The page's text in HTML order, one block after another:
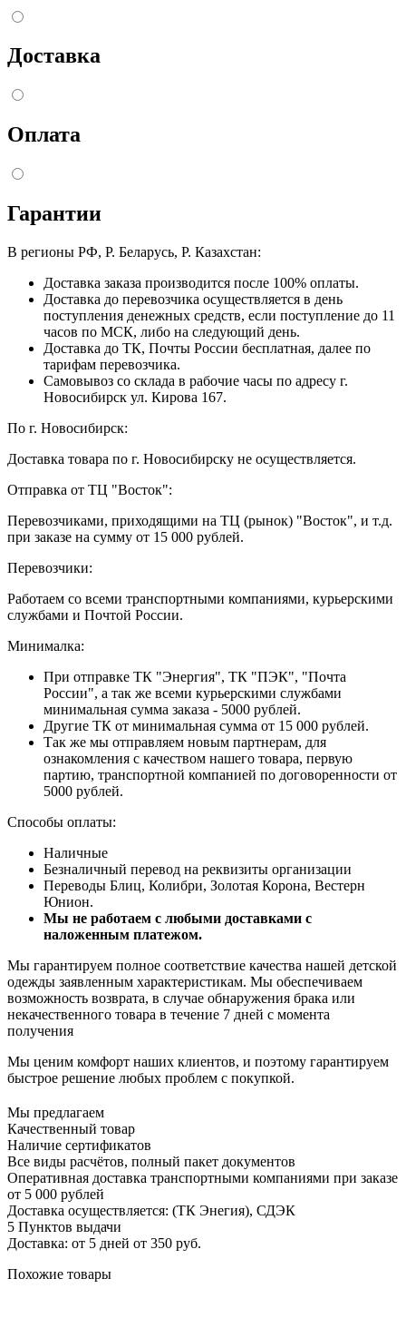
Доставка
Оплата
Гарантии
В регионы РФ, Р. Беларусь, Р. Казахстан:
Доставка заказа производится после 100% оплаты.
Доставка до перевозчика осуществляется в день
поступления денежных средств, если поступление до 11
часов по МСК, либо на следующий день.
Доставка до ТК, Почты России бесплатная, далее по
тарифам перевозчика.
Самовывоз со склада в рабочие часы по адресу г.
Новосибирск ул. Кирова 167.
По г. Новосибирск:
Доставка товара по г. Новосибирску не осуществляется.
Отправка от ТЦ "Восток":
Перевозчиками, приходящими на ТЦ (рынок) "Восток", и т.д.
при заказе на сумму от 15 000 рублей.
Перевозчики:
Работаем со всеми транспортными компаниями, курьерскими
службами и Почтой России.
Минималка:
При отправке ТК "Энергия", ТК "ПЭК", "Почта
России", а так же всеми курьерскими службами
минимальная сумма заказа - 5000 рублей.
Другие ТК от минимальная сумма от 15 000 рублей.
Так же мы отправляем новым партнерам, для
ознакомления с качеством нашего товара, первую
партию, транспортной компанией по договоренности от
5000 рублей.
Способы оплаты:
Наличные
Безналичный перевод на реквизиты организации
Переводы Блиц, Колибри, Золотая Корона, Вестерн
Юнион.
Мы не работаем с любыми доставками с
наложенным платежом.
Мы гарантируем полное соответствие качества нашей детской
одежды заявленным характеристикам. Мы обеспечиваем
возможность возврата, в случае обнаружения брака или
некачественного товара в течение 7 дней с момента
получения
Мы ценим комфорт наших клиентов, и поэтому гарантируем
быстрое решение любых проблем с покупкой.
Мы предлагаем
Качественный товар
Наличие сертификатов
Все виды расчётов, полный пакет документов
Оперативная доставка транспортными компаниями при заказе
от 5 000 рублей
Доставка осуществляется: (ТК Энегия), СДЭК
5 Пунктов выдачи
Доставка: от 5 дней от 350 руб.
Похожие товары